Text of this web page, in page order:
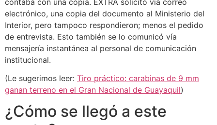
electrónico, una copia del documento al Ministerio del
Interior, pero tampoco respondieron; menos el pedido
de entrevista. Esto también se lo comunicó vía
mensajería instantánea al personal de comunicación
institucional.
(Le sugerimos leer: Tiro práctico: carabinas de 9 mm
ganan terreno en el Gran Nacional de Guayaquil)
¿Cómo se llegó a este